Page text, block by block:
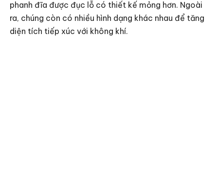
phanh đĩa được đục lỗ có thiết kế mỏng hơn. Ngoài
ra, chúng còn có nhiều hình dạng khác nhau để tăng
diện tích tiếp xúc với không khí.